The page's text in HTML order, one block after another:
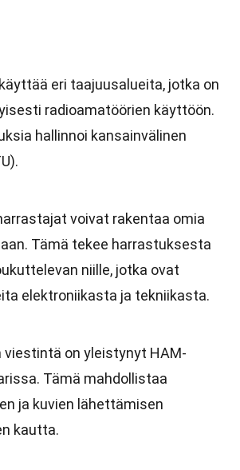
eri taajuusalueita, jotka on
radioamatöörien käyttöön.
hallinnoi kansainvälinen
voivat rakentaa omia
Tämä tekee harrastuksesta
niille, jotka ovat
elektroniikasta ja tekniikasta.
viestintä on yleistynyt HAM-
Tämä mahdollistaa
ja kuvien lähettämisen
kautta.